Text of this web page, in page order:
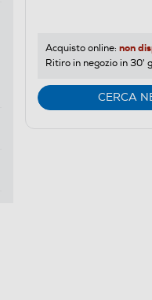
grafica: nVidia
Acquisto online: non
Ritiro in negozio in 30'
CERCA